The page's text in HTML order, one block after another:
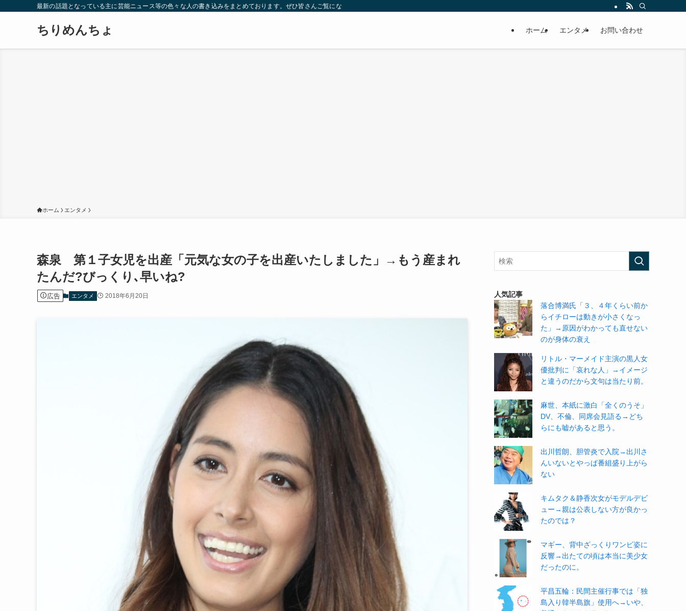
最新の話題となっている主に芸能ニュース等の色々な人の書き込みをまとめております。ぜひ皆さんご覧になっていってください。
ちりめんちょ ホーム エンタメ お問い合わせ
ホーム エンタメ
森泉 第１子女児を出産「元気な女の子を出産いたしました」→もう産まれ
たんだ?びっくり､早いね?
広告 エンタメ 2018年6月20日
人気記事
落合博満氏「３、４年くらい前か
らイチローは動きが小さくなっ
た」→原因がわかっても直せない
のが身体の衰え
リトル・マーメイド主演の黒人女
優批判に「哀れな人」→イメージ
と違うのだから文句は当たり前。
麻世、本紙に激白「全くのうそ」
DV、不倫、同席会見語る→どち
らにも嘘があると思う。
出川哲朗、胆管炎で入院→出川さ
んいないとやっぱ番組盛り上がら
ない
キムタク＆静香次女がモデルデビ
ュー→親は公表しない方が良かっ
たのでは？
マギー、背中ざっくりワンピ姿に
反響→出たての頃は本当に美少女
だったのに。
平昌五輪：民間主催行事では「独
島入り韓半島旗」使用へ→いや、